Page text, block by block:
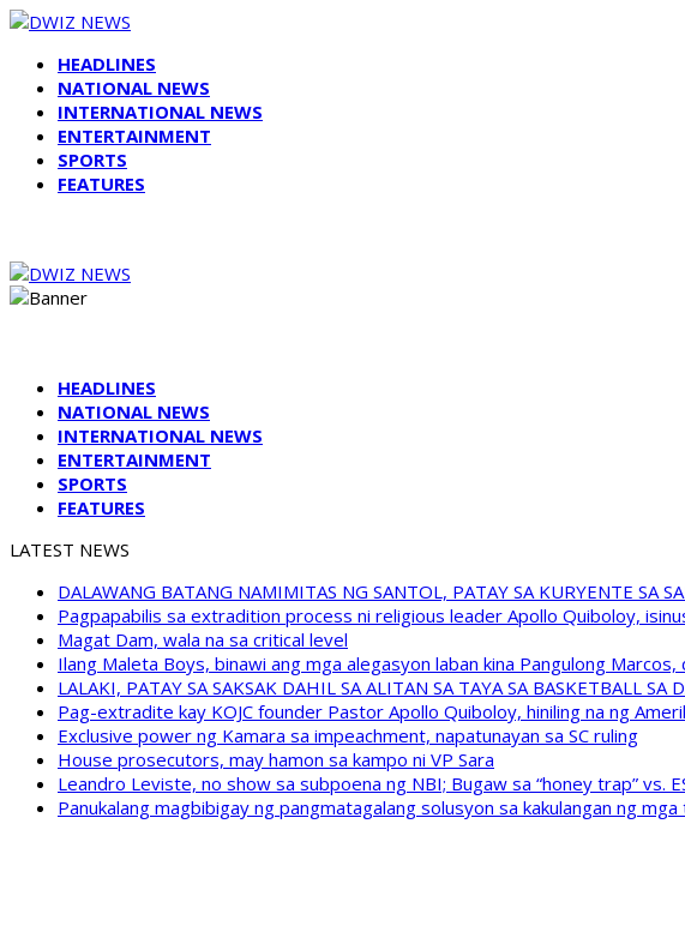
HEADLINES
NATIONAL NEWS
INTERNATIONAL NEWS
ENTERTAINMENT
SPORTS
FEATURES
HEADLINES
NATIONAL NEWS
INTERNATIONAL NEWS
ENTERTAINMENT
SPORTS
FEATURES
LATEST NEWS
DALAWANG BATANG NAMIMITAS NG SANTOL, PATAY SA KURYENTE SA
Pagpapabilis sa extradition process ni religious leader Apollo Quiboloy,
Magat Dam, wala na sa critical level
Ilang Maleta Boys, binawi ang mga alegasyon laban kina Pangulong
LALAKI, PATAY SA SAKSAK DAHIL SA ALITAN SA TAYA SA BASKETBALL SA
Pag-extradite kay KOJC founder Pastor Apollo Quiboloy, hiniling na ng
Exclusive power ng Kamara sa impeachment, napatunayan sa SC ruling
House prosecutors, may hamon sa kampo ni VP Sara
Leandro Leviste, no show sa subpoena ng NBI; Bugaw sa “honey trap” vs.
Panukalang magbibigay ng pangmatagalang solusyon sa kakulangan ng